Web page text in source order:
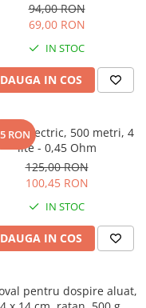
94,00 RON
69,00 RON
IN STOC
IN COS
RONelectric, 500 metri, 4
lite - 0,45 Ohm
125,00 RON
100,45 RON
IN STOC
IN COS
pentru dospire aluat,